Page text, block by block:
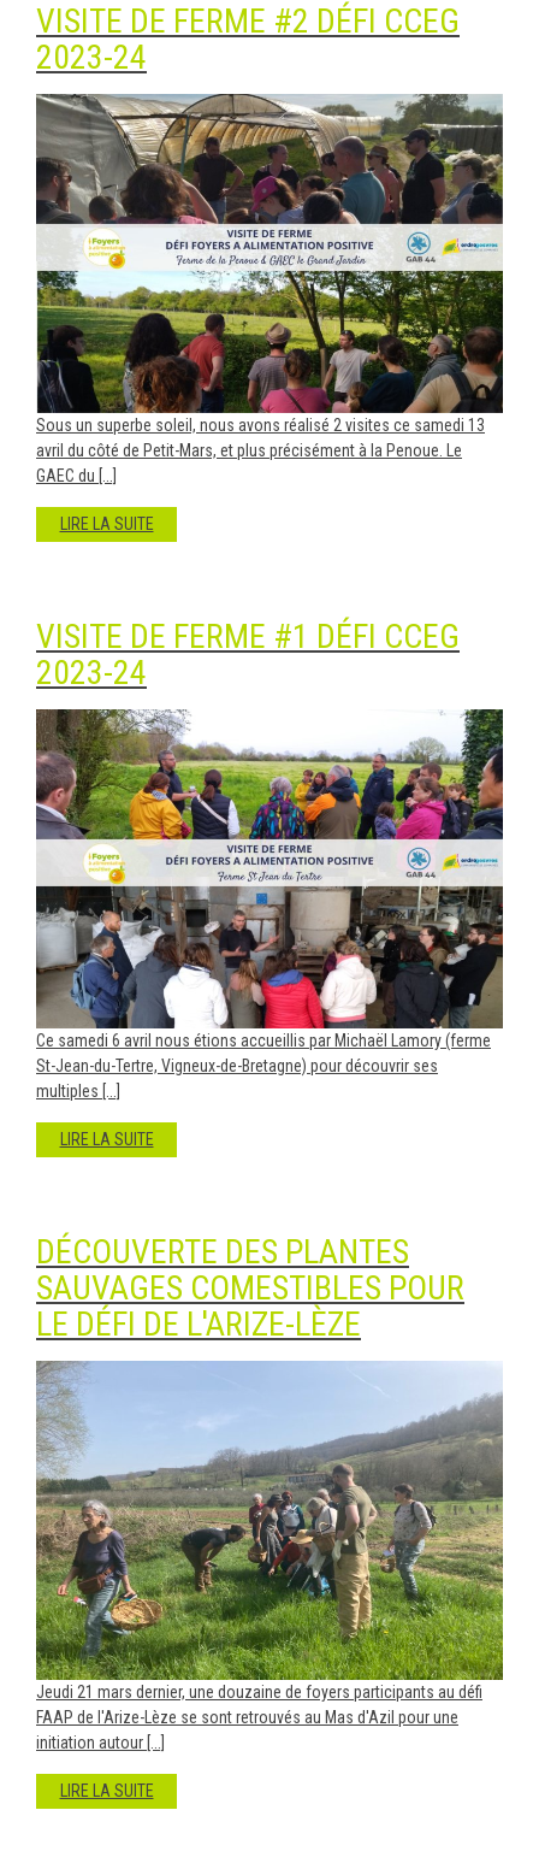
VISITE DE FERME #2 DÉFI CCEG
2023-24
Sous un superbe soleil, nous avons réalisé 2 visites ce samedi 13
avril du côté de Petit-Mars, et plus précisément à la Penoue. Le
GAEC du [...]
LIRE LA SUITE
VISITE DE FERME #1 DÉFI CCEG
2023-24
Ce samedi 6 avril nous étions accueillis par Michaël Lamory (ferme
St-Jean-du-Tertre, Vigneux-de-Bretagne) pour découvrir ses
multiples [...]
LIRE LA SUITE
DÉCOUVERTE DES PLANTES
SAUVAGES COMESTIBLES POUR
LE DÉFI DE L'ARIZE-LÈZE
Jeudi 21 mars dernier, une douzaine de foyers participants au défi
FAAP de l'Arize-Lèze se sont retrouvés au Mas d'Azil pour une
initiation autour [...]
LIRE LA SUITE